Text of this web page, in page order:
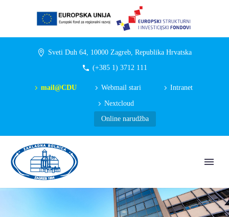
Sveti Duh 64, 10000 Zagreb, Republika Hrvatska
(+385 1) 3712 111
mail@CDU Webmail stari Intranet
Nextcloud
Online narudžba